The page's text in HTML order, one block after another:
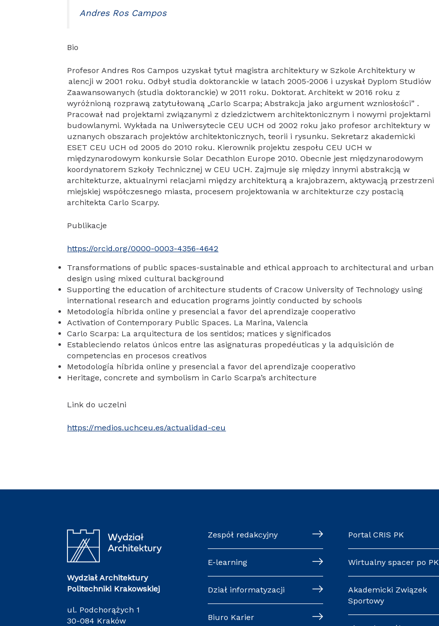
Andres Ros Campos
Bio
Profesor Andres Ros Campos uzyskał tytuł magistra architektury w Szkole Architektury w
alencji w 2001 roku. Odbył studia doktoranckie w latach 2005-2006 i uzyskał Dyplom Studiów
Zaawansowanych (studia doktoranckie) w 2011 roku. Doktorat. Architekt w 2016 roku z
wyróżnioną rozprawą zatytułowaną „Carlo Scarpa; Abstrakcja jako argument wzniosłości” .
Pracował nad projektami związanymi z dziedzictwem architektonicznym i nowymi projektami
budowlanymi. Wykłada na Uniwersytecie CEU UCH od 2002 roku jako profesor architektury w
uznanych obszarach projektów architektonicznych, teorii i rysunku. Sekretarz akademicki
ESET CEU UCH od 2005 do 2010 roku. Kierownik projektu zespołu CEU UCH w
międzynarodowym konkursie Solar Decathlon Europe 2010. Obecnie jest międzynarodowym
koordynatorem Szkoły Technicznej w CEU UCH. Zajmuje się między innymi abstrakcją w
architekturze, aktualnymi relacjami między architekturą a krajobrazem, aktywacją przestrzeni
miejskiej współczesnego miasta, procesem projektowania w architekturze czy postacią
architekta Carlo Scarpy.
Publikacje
https://orcid.org/0000-0003-4356-4642
Transformations of public spaces-sustainable and ethical approach to architectural and urban
design using mixed cultural background
Supporting the education of architecture students of Cracow University of Technology using
international research and education programs jointly conducted by schools
Metodología híbrida online y presencial a favor del aprendizaje cooperativo
Activation of Contemporary Public Spaces. La Marina, Valencia
Carlo Scarpa: La arquitectura de los sentidos; matices y significados
Estableciendo relatos únicos entre las asignaturas propedéuticas y la adquisición de
competencias en procesos creativos
Metodología híbrida online y presencial a favor del aprendizaje cooperativo
Heritage, concrete and symbolism in Carlo Scarpa’s architecture
Link do uczelni
https://medios.uchceu.es/actualidad-ceu
Wydział Architektury
Politechniki Krakowskiej
ul. Podchorążych 1
30-084 Kraków
Zespół redakcyjny
E-learning
Dział informatyzacji
Biuro Karier
Portal CRIS PK
Wirtualny spacer po PK
Akademicki Związek
Sportowy